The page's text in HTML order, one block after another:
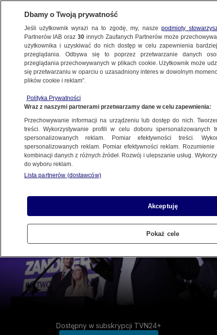
Dostępny w subskrypcji TVN24+
Dbamy o Twoją prywatność
Jeśli użytkownik wyrazi na to zgodę, my, naszepodmioty
Partnerów IAB oraz30 innych Zaufanych Partnerów może
użytkownika i uzyskiwać do nich dostęp w celu zapewnienia
przeglądania. Odbywa się to poprzez przetwarzanie danych
przeglądania przechowywanych w plikach cookie. Użytkownik może
się przetwarzaniu w oparciu o uzasadniony interes w dowolnym
plików cookie i reklam”.
Polityka Prywatności
Wraz z naszymi partnerami przetwarzamy dane w celu zapewnienia:
Przechowywanie informacji na urządzeniu lub dostęp do nich.
treści. Wykorzystywanie profili w celu doboru spersonalizowanych
spersonalizowanych reklam. Pomiar efektywności treści.
spersonalizowanych reklam. Pomiar efektywności reklam.
kombinacji danych z różnych źródeł. Rozwój i ulepszanie usług.
do wyboru reklam.
Lista partnerów (dostawców)
Akceptuję
Pokaż cele